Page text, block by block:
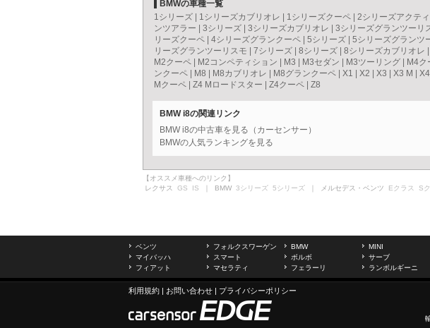
BMWの車種一覧
1シリーズ
1シリーズカブリオレ 1シリーズクーペ 2シリーズアクテ
ンツアラー
3シリーズ 3シリーズカブリオレ 3シリーズグランツーリ
リーズクーペ
4シリーズグランクーペ 5シリーズ 5シリーズグランツ
リーズグランツーリスモ
7シリーズ 8シリーズ 8シリーズカブリオレ
M2クーペ
M2コンペティション M3 M3セダン M3ツーリング M4ク
ンクーペ
M8 M8カブリオレ M8グランクーペ X1 X2 X3 X3 M X4
Mクーペ
Z4 Mロードスター Z4クーペ Z8
BMW i8の関連リンク
BMW i8の中古車を見る（カーセンサー）
BMWの人気ランキングを見る
【オススメ車種へのリンク】
レクサス GS IS ｜ BMW 3シリーズ 5シリーズ ｜ メルセデス・ベンツ Eクラス S
ベンツ フォルクスワーゲン BMW MINI
マイバッハ
スマート ボルボ サーブ
フィアット
マセラティ フェラーリ ランボルギーニ
利用規約 | お問い合わせ | プライバシーポリシー